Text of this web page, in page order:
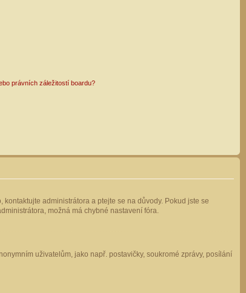
právních záležitostí boardu?
administrátora a ptejte se na důvody. Pokud jste se
možná má chybné nastavení fóra.
uživatelům, jako např. postavičky, soukromé zprávy, posílání